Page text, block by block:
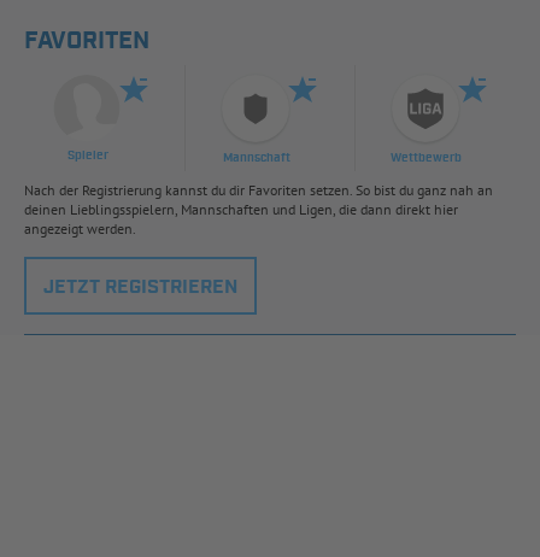
FAVORITEN
Spieler Mannschaft Wettbewerb
Nach der Registrierung kannst du dir Favoriten setzen. So bist du ganz nah an
deinen Lieblingsspielern, Mannschaften und Ligen, die dann direkt hier
angezeigt werden.
JETZT REGISTRIEREN